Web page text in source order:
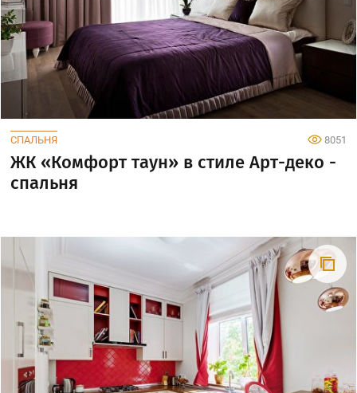
СПАЛЬНЯ 8051
ЖК «Комфорт таун» в стиле Арт-деко -
спальня